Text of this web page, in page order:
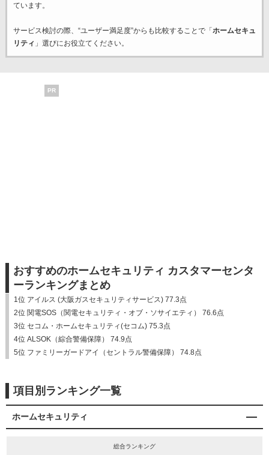
ています。
サービス検討の際、“ユーザー満足度”からも比較することで「 ホームセキュ
リティ 」選びにお役立てください。
PR
おすすめのホームセキュリティ カスタマーセンタ
ーランキングまとめ
1位 アイルス (大阪ガスセキュリティサービス) 77.3点
2位 関電SOS（関電セキュリティ・オブ・ソサイエティ） 76.6点
3位 セコム・ホームセキュリティ(セコム) 75.3点
4位 ALSOK（綜合警備保障） 74.9点
5位 ファミリーガードアイ（セントラル警備保障） 74.8点
項目別ランキング一覧
ホームセキュリティ
総合ランキング